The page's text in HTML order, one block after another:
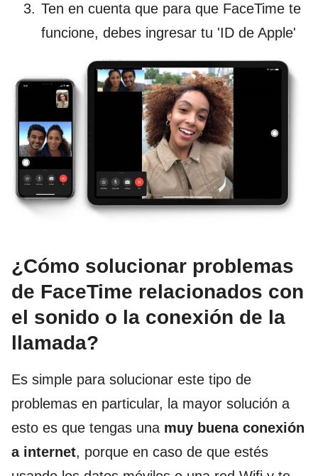
Ten en cuenta que para que FaceTime te
funcione, debes ingresar tu 'ID de Apple'
¿Cómo solucionar problemas
de FaceTime relacionados con
el sonido o la conexión de la
llamada?
Es simple para solucionar este tipo de
problemas en particular, la mayor solución a
esto es que tengas una muy buena conexión
a internet, porque en caso de que estés